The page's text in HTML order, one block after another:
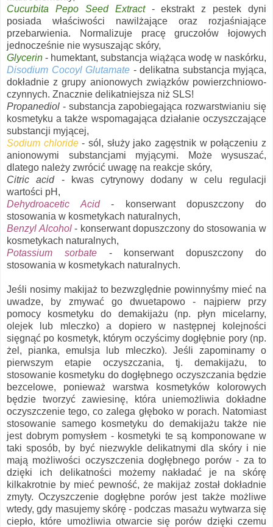
Cucurbita Pepo Seed Extract
- ekstrakt z pestek dyni
posiada właściwości nawilżające oraz rozjaśniające
przebarwienia. Normalizuje pracę gruczołów łojowych
jednocześnie nie wysuszając skóry,
Glycerin - humektant, substancja wiążąca wodę w naskórku,
Disodium Cocoyl Glutamate - delikatna substancja myjąca,
dokładnie z grupy anionowych związków powierzchniowo-
czynnych. Znacznie delikatniejsza niż SLS!
Propanediol - substancja zapobiegająca rozwarstwianiu się
kosmetyku a także wspomagająca działanie oczyszczające
substancji myjącej,
Sodium chloride- sól, służy jako zagęstnik w połączeniu z
anionowymi substancjami myjącymi. Może wysuszać,
dlatego należy zwrócić uwagę na reakcje skóry,
Citric acid - kwas cytrynowy dodany w celu regulacji
wartości pH,
Dehydroacetic Acid- konserwant dopuszczony do
stosowania w kosmetykach naturalnych,
Benzyl Alcohol- konserwant dopuszczony do stosowania w
kosmetykach naturalnych,
Potassium sorbate- konserwant dopuszczony do
stosowania w kosmetykach naturalnych.
Jeśli nosimy makijaż to bezwzględnie powinnyśmy mieć na
uwadze, by zmywać go dwuetapowo - najpierw przy
pomocy kosmetyku do demakijażu (np. płyn micelarny,
olejek lub mleczko) a dopiero w następnej kolejności
sięgnąć po kosmetyk, którym oczyścimy dogłębnie pory (np.
żel, pianka, emulsja lub mleczko). Jeśli zapominamy o
pierwszym etapie oczyszczania, tj. demakijażu, to
stosowanie kosmetyku do dogłębnego oczyszczania będzie
bezcelowe, ponieważ warstwa kosmetyków kolorowych
będzie tworzyć zawiesinę, która uniemożliwia dokładne
oczyszczenie tego, co zalega głęboko w porach. Natomiast
stosowanie samego kosmetyku do demakijażu także nie
jest dobrym pomysłem - kosmetyki te są komponowane w
taki sposób, by być niezwykle delikatnymi dla skóry i nie
mają możliwości oczyszczenia dogłębnego porów - za to
dzięki ich delikatności możemy nakładać je na skórę
kilkakrotnie by mieć pewność, że makijaż został dokładnie
zmyty. Oczyszczenie dogłębne porów jest także możliwe
wtedy, gdy masujemy skórę - podczas masażu wytwarza się
ciepło, które umożliwia otwarcie się porów dzięki czemu